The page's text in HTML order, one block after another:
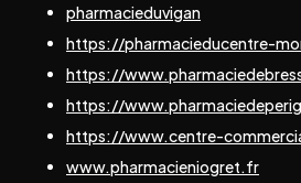
pharmacieduvigan
https://pharmacieducentre-
https://
https://
https://www.centre-
www.pharmacieniogret.fr